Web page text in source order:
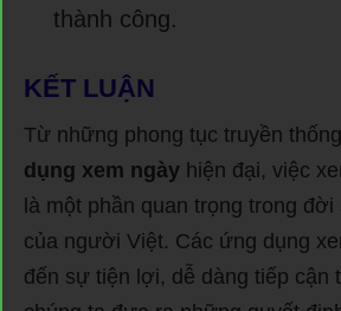
thành công.
KẾT LUẬN
Từ những phong tục truyền
dụng xem ngày hiện đại, việc
là một phần quan trọng trong đời
của người Việt. Các ứng dụng
đến sự tiện lợi, dễ dàng tiếp cận